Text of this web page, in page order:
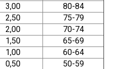
3,00
80-84
2,50
75-79
2,00
70-74
1,50
65-69
1,00
60-64
0,50
50-59